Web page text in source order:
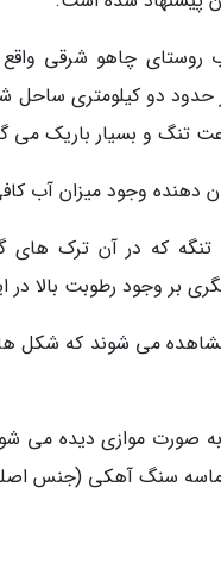
چاهو شرقی
دو کیلومتری ساحل
تنگ و بسیار باریک می
دهنده وجود میزان آب
که در آن ترک های
بر وجود رطوبت بالا در
مشاهده می شوند که شکل
صورت موازی دیده می
سنگ آهکی (جنس اصلی